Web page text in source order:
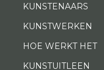
KUNSTENAARS
KUNSTWERKEN
HOE WERKT HET
KUNSTUITLEEN